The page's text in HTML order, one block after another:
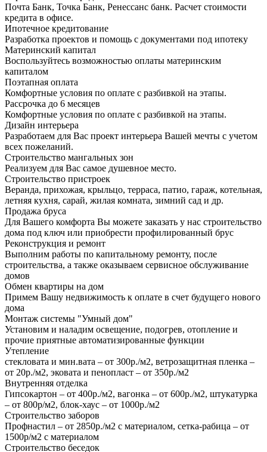
Почта Банк, Точка Банк, Ренессанс банк. Расчет стоимости
кредита в офисе.
Ипотечное кредитование
Разработка проектов и помощь с документами под ипотеку
Материнский капитал
Воспользуйтесь возможностью оплаты материнским
капиталом
Поэтапная оплата
Комфортные условия по оплате с разбивкой на этапы.
Рассрочка до 6 месяцев
Комфортные условия по оплате с разбивкой на этапы.
Дизайн интерьера
Разработаем для Вас проект интерьера Вашей мечты с учетом
всех пожеланий.
Строительство мангальных зон
Реализуем для Вас самое душевное место.
Строительство пристроек
Веранда, прихожая, крыльцо, терраса, патио, гараж, котельная,
летняя кухня, сарай, жилая комната, зимний сад и др.
Продажа бруса
Для Вашего комфорта Вы можете заказать у нас строительство
дома под ключ или приобрести профилированный брус
Реконструкция и ремонт
Выполним работы по капитальному ремонту, после
строительства, а также оказываем сервисное обслуживание
домов
Обмен квартиры на дом
Примем Вашу недвижимость к оплате в счет будущего нового
дома
Монтаж системы "Умный дом"
Установим и наладим освещение, подогрев, отопление и
прочие приятные автоматизированные функции
Утепление
стекловата и мин.вата – от 300р./м2, ветрозащитная пленка –
от 20р./м2, эковата и пенопласт – от 350р./м2
Внутренняя отделка
Гипсокартон – от 400р./м2, вагонка – от 600р./м2, штукатурка
– от 800р/м2, блок-хаус – от 1000р./м2
Строительство заборов
Профнастил – от 2850р./м2 с материалом, сетка-рабица – от
1500р/м2 с материалом
Строительство беседок